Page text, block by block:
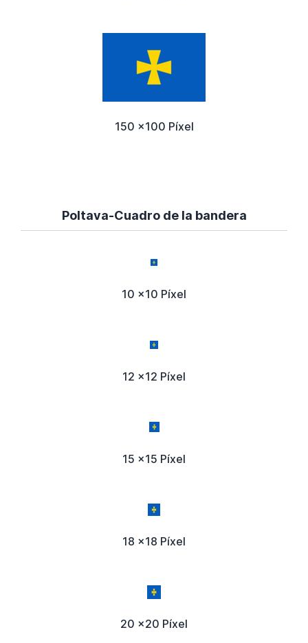
150 x100 Píxel
Poltava-Cuadro de la bandera
10 x10 Píxel
12 x12 Píxel
15 x15 Píxel
18 x18 Píxel
20 x20 Píxel